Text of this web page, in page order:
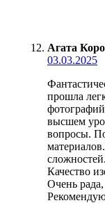
Агата
03.03.2025
прошла
высшем
вопросы.
Качество
Очень